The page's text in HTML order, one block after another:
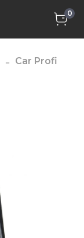
0
Car Profi